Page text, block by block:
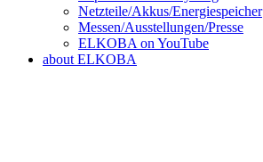
Netzteile/Akkus/Energiespeicher
Messen/Ausstellungen/Presse
ELKOBA on YouTube
about ELKOBA